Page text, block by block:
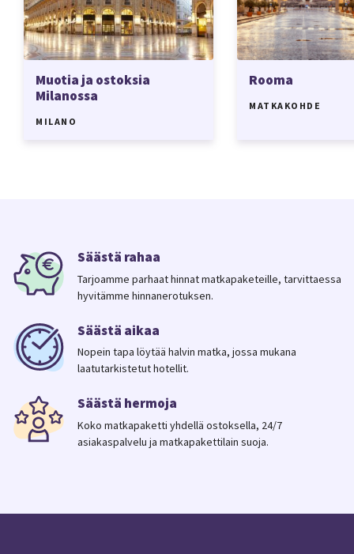
Muotia ja ostoksia
Milanossa
MILANO
Rooma
MATKAKOHDE
Säästä rahaa
Tarjoamme parhaat hinnat matkapaketeille, tarvittaessa
hyvitämme hinnanerotuksen.
Säästä aikaa
Nopein tapa löytää halvin matka, jossa mukana
laatutarkistetut hotellit.
Säästä hermoja
Koko matkapaketti yhdellä ostoksella, 24/7
asiakaspalvelu ja matkapakettilain suoja.